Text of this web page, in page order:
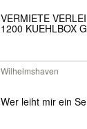
VERMIETE
1200 KUEHLBOX
Wilhelmshaven
Wer leiht mir ein